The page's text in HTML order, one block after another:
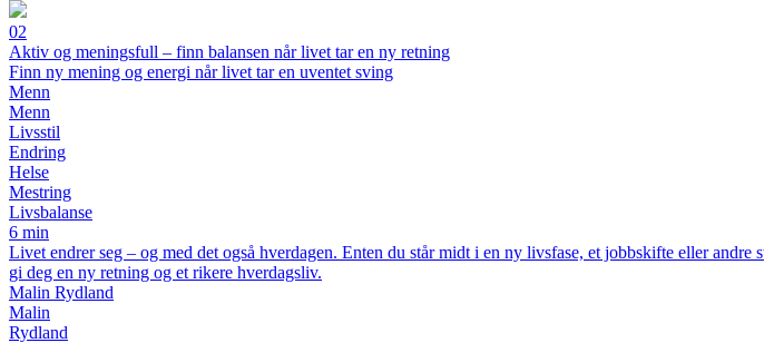
02
Aktiv og meningsfull – finn balansen når livet tar en ny retning
Finn ny mening og energi når livet tar en uventet sving
Menn
Menn
Livsstil
Endring
Helse
Mestring
Livsbalanse
6 min
Livet endrer seg – og med det også hverdagen. Enten du står midt i en ny livsfase, et jobbskifte eller
gi deg en ny retning og et rikere hverdagsliv.
Malin Rydland
Malin
Rydland